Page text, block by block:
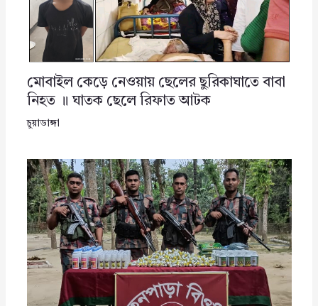
মোবাইল কেড়ে নেওয়ায় ছেলের ছুরিকাঘাতে বাবা
নিহত ॥ ঘাতক ছেলে রিফাত আটক
চুয়াডাঙ্গা